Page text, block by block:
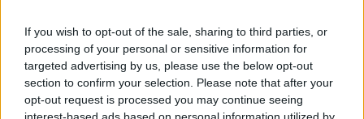
If you wish to opt-out of the sale, sharing to third parties, or
processing of your personal or sensitive information for
targeted advertising by us, please use the below opt-out
section to confirm your selection. Please note that after your
opt-out request is processed you may continue seeing
ΑΙΧΜΕΣ
ΑΙΧΜΕΣ: Και άλλες αποχωρήσεις και